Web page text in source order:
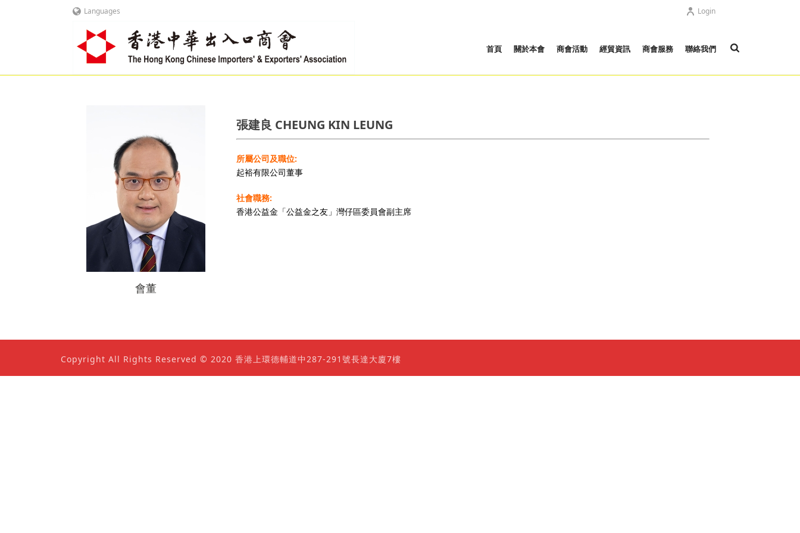
Languages Login
首頁 關於本會 商會活動 經貿資訊 商會服務 聯絡我們
會董
張建良 CHEUNG KIN LEUNG
所屬公司及職位:
起裕有限公司董事
社會職務:
香港公益金「公益金之友」灣仔區委員會副主席
Copyright All Rights Reserved © 2020 香港上環德輔道中287-291號長達大廈7樓